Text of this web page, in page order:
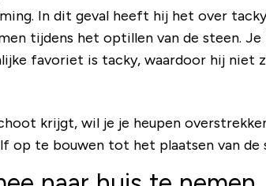
In dit geval heeft hij het over tacky
tijdens het optillen van de steen.
favoriet is tacky, waardoor hij niet
krijgt, wil je je heupen
op te bouwen tot het plaatsen van